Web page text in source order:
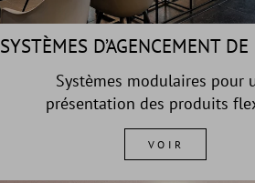
SYSTÈMES D’AGENCEMENT
Systèmes modulaires pour
présentation des produits
VOIR